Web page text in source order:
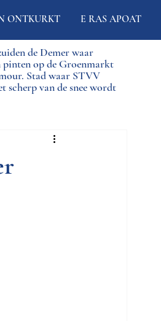
ONTKURKT E RAS APOAT
de Demer waar
op de Groenmarkt
Stad waar STVV
scherp van de snee wordt